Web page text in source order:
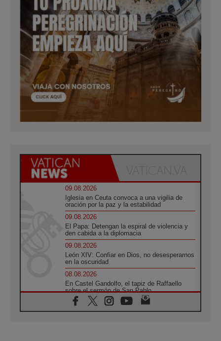
09.08.2026
Iglesia en Ceuta convoca a una vigilia de
oración por la paz y la estabilidad
09.08.2026
El Papa: Detengan la espiral de violencia y
den cabida a la diplomacia
09.08.2026
León XIV: Confiar en Dios, no desesperarnos
en la oscuridad
08.08.2026
En Castel Gandolfo, el tapiz de Raffaello
sobre el sermón de San Pablo
08.08.2026
En Colombia, «la paz no se compra con una